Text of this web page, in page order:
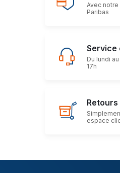
Avec notre
Paribas
Service
Du lundi
17h
Retours
espace